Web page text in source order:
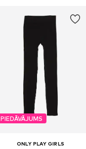
PIEDĀVĀJUMS
ONLY PLAY GIRLS